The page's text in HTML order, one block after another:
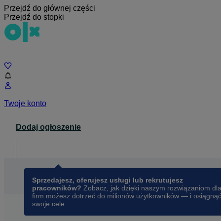
Przejdź do głównej części
Przejdź do stopki
Twoje konto
Dodaj ogłoszenie
Sprzedajesz, oferujesz usługi lub rekrutujesz
pracowników? Zobacz, jak dzięki naszym rozwiązaniom dla
firm możesz dotrzeć do milionów użytkowników — i osiągnąć
swoje cele.